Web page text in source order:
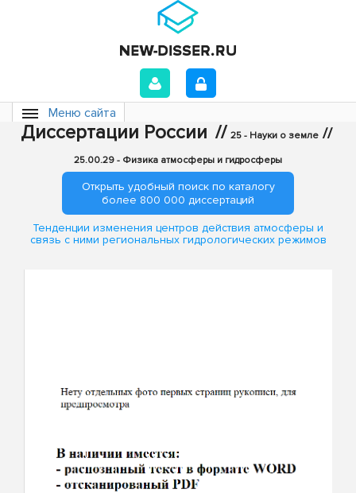
Меню сайта
Диссертации России // 25 - Науки о земле //
25.00.29 - Физика атмосферы и гидросферы
Открыть удобный поиск по каталогу
более 800 000 диссертаций
Тенденции изменения центров действия атмосферы и
связь с ними региональных гидрологических режимов